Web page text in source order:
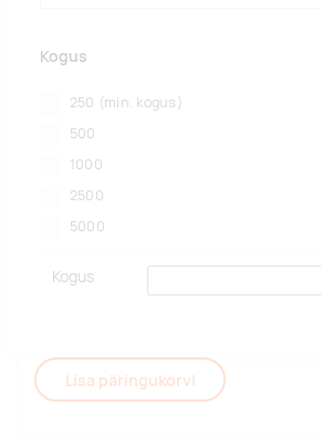
Kogus
250 (min. kogus)
500
1000
2500
5000
Kogus
Lisa päringukorvi